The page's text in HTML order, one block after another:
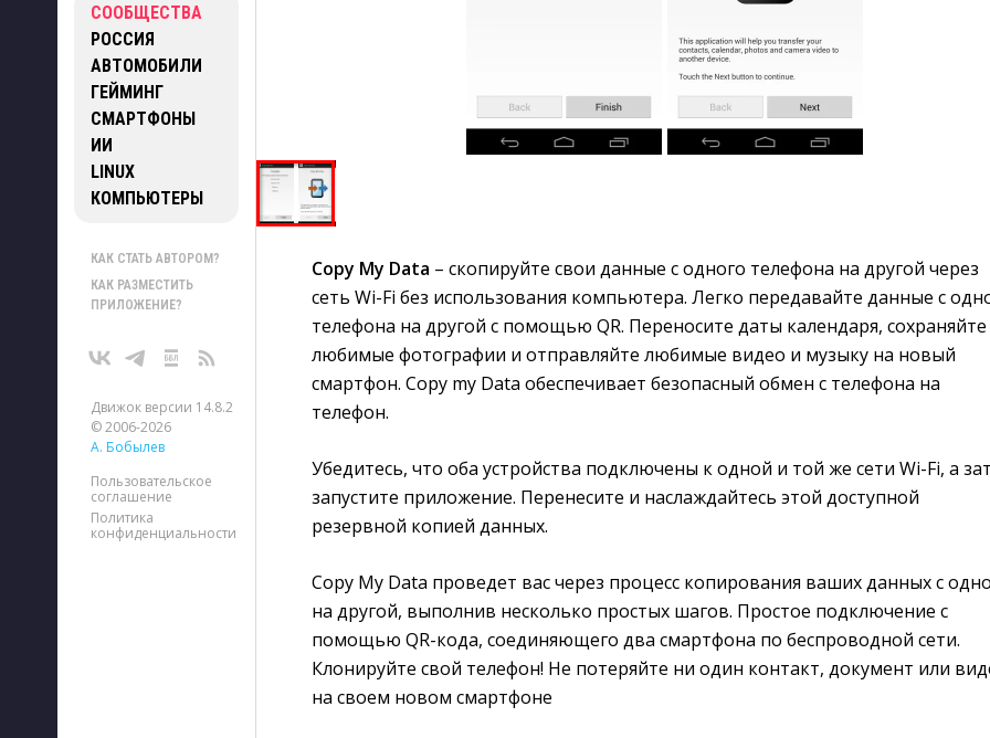
СООБЩЕСТВА
РОССИЯ
АВТОМОБИЛИ
ГЕЙМИНГ
СМАРТФОНЫ
ИИ
LINUX
КОМПЬЮТЕРЫ
КАК СТАТЬ АВТОРОМ?
КАК РАЗМЕСТИТЬ
ПРИЛОЖЕНИЕ?
Движок версии 14.8.2
© 2006-2026
А. Бобылев
Пользовательское
соглашение
Политика
конфиденциальности
Copy My Data – скопируйте свои данные с одного телефона на другой через
сеть Wi-Fi без использования компьютера. Легко передавайте данные с
телефона на другой с помощью QR. Переносите даты календаря, сохраняйте
любимые фотографии и отправляйте любимые видео и музыку на новый
смартфон. Copy my Data обеспечивает безопасный обмен с телефона на
телефон.
Убедитесь, что оба устройства подключены к одной и той же сети Wi-Fi, а
запустите приложение. Перенесите и наслаждайтесь этой доступной
резервной копией данных.
Copy My Data проведет вас через процесс копирования ваших данных с
на другой, выполнив несколько простых шагов. Простое подключение с
помощью QR-кода, соединяющего два смартфона по беспроводной сети.
Клонируйте свой телефон! Не потеряйте ни один контакт, документ или
на своем новом смартфоне